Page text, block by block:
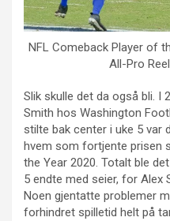
NFL Comeback Player of
All-Pro
Slik skulle det da også bli. I
Smith hos Washington
stilte bak center i uke 5 var
hvem som fortjente prisen
the Year 2020. Totalt ble
5 endte med seier, for Alex
Noen gjentatte problemer
forhindret spilletid helt på